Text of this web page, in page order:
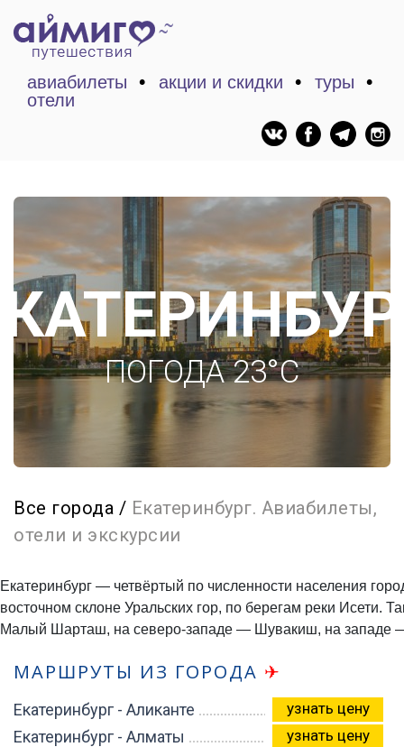
авиабилеты акции и скидки
туры
отели
ПОГОДА 23°C
Все города / Екатеринбург. Авиабилеты,
отели и экскурсии
Екатеринбург — четвёртый по численности населения
восточном склоне Уральских гор, по берегам реки Исети.
Малый Шарташ, на северо-западе — Шувакиш, на западе
МАРШРУТЫ ИЗ ГОРОДА ✈
Екатеринбург - Аликанте узнать цену
Екатеринбург - Алматы узнать цену